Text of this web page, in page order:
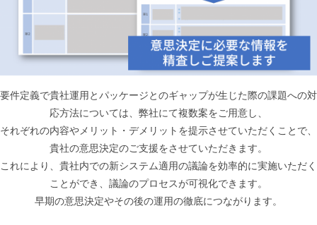
要件定義で貴社運用とパッケージとのギャップが生じた際の課題への対
応方法については、弊社にて複数案をご用意し、
それぞれの内容やメリット・デメリットを提示させていただくことで、
貴社の意思決定のご支援をさせていただきます。
これにより、貴社内での新システム適用の議論を効率的に実施いただく
ことができ、議論のプロセスが可視化できます。
早期の意思決定やその後の運用の徹底につながります。